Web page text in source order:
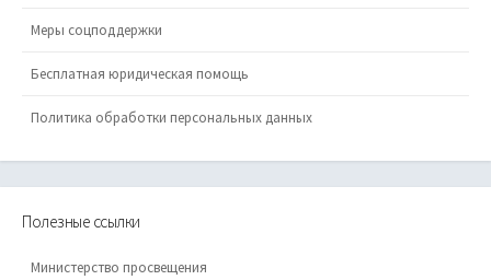
Меры соцподдержки
Бесплатная юридическая помощь
Политика обработки персональных данных
Полезные ссылки
Министерство просвещения